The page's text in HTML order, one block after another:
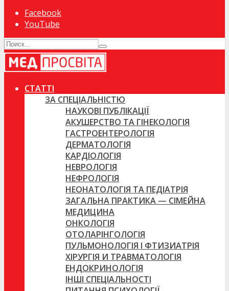
Facebook
YouTube
СТАТТІ
ЗА СПЕЦІАЛЬНІСТЮ
НАУКОВІ ПУБЛІКАЦІЇ
АКУШЕРСТВО ТА ГІНЕКОЛОГІЯ
ГАСТРОЕНТЕРОЛОГІЯ
ДЕРМАТОЛОГІЯ
КАРДІОЛОГІЯ
НЕВРОЛОГІЯ
НЕФРОЛОГІЯ
НЕОНАТОЛОГІЯ ТА ПЕДІАТРІЯ
ЗАГАЛЬНА ПРАКТИКА — СІМЕЙНА
МЕДИЦИНА
ОНКОЛОГІЯ
ОТОЛАРІНГОЛОГІЯ
ПУЛЬМОНОЛОГІЯ І ФТИЗИАТРІЯ
ХІРУРГІЯ И ТРАВМАТОЛОГІЯ
ЕНДОКРИНОЛОГІЯ
ІНШІ СПЕЦІАЛЬНОСТІ